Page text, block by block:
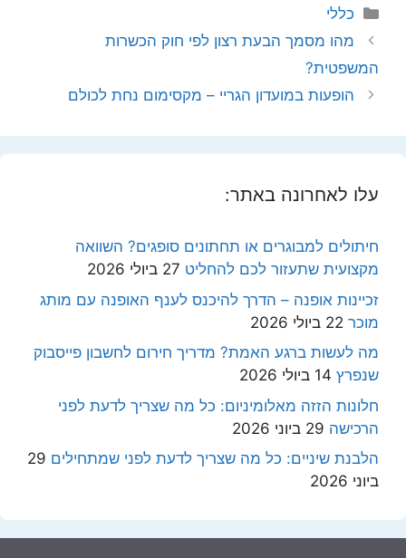
קטגוריות
כללי
מהו מסמך הבעת רצון לפי חוק הכשרות
המשפטית?
הופעות במועדון הגריי – מקסימום נחת לכולם
עלו לאחרונה באתר:
חיתולים למבוגרים או תחתונים סופגים? השוואה
מקצועית שתעזור לכם להחליט 27 ביולי 2026
זכיינות אופנה – הדרך להיכנס לענף האופנה עם מותג
מוכר 22 ביולי 2026
מה לעשות ברגע האמת? מדריך חירום לחשבון פייסבוק
שנפרץ 14 ביולי 2026
חלונות הזזה מאלומיניום: כל מה שצריך לדעת לפני
הרכישה 29 ביוני 2026
הלבנת שיניים: כל מה שצריך לדעת לפני שמתחילים 29
ביוני 2026